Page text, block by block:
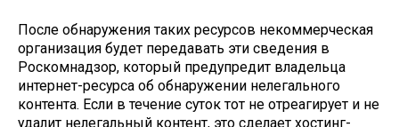
После обнаружения таких ресурсов некоммерческая
организация будет передавать эти сведения в
Роскомнадзор, который предупредит владельца
интернет-ресурса об обнаружении нелегального
контента. Если в течение суток тот не отреагирует и не
удалит нелегальный контент, это сделает хостинг-